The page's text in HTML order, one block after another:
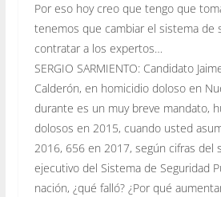
Por eso hoy creo que tengo que
tenemos que cambiar el sistema de
contratar a los expertos…
SERGIO SARMIENTO: Candidato
Calderón, en homicidio doloso en
durante es un muy breve mandato,
dolosos en 2015, cuando usted
2016, 656 en 2017, según cifras del
ejecutivo del Sistema de Seguridad
nación, ¿qué falló? ¿Por qué